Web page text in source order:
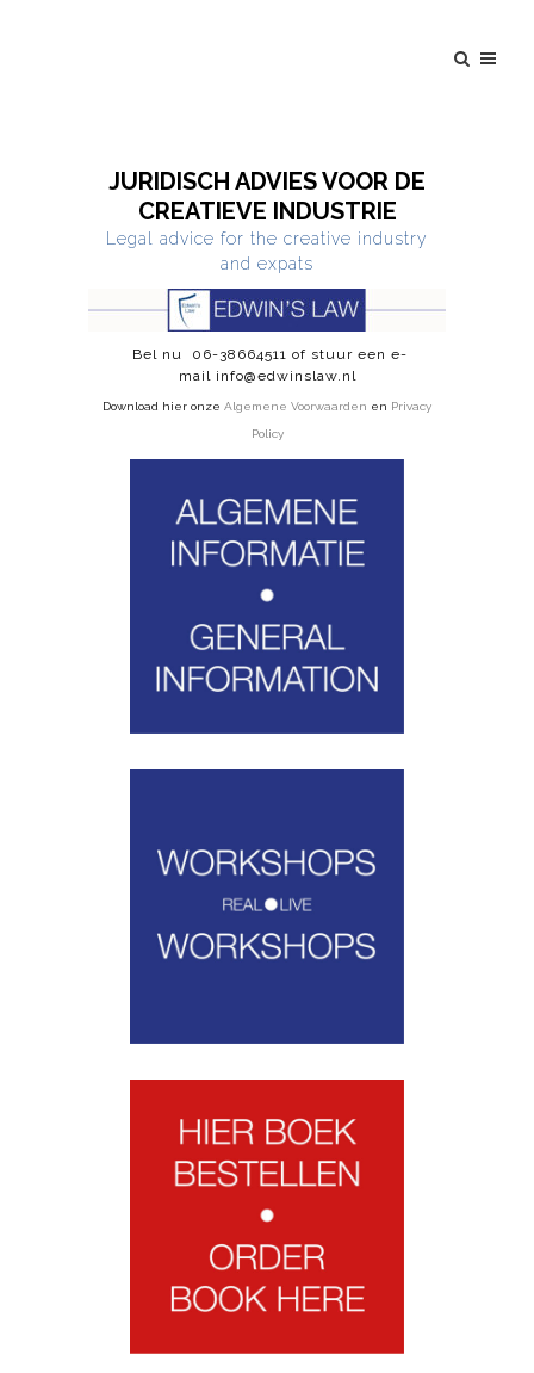
JURIDISCH ADVIES VOOR DE
CREATIEVE INDUSTRIE
Legal advice for the creative industry
and expats
Bel nu 06-38664511 of stuur een e-
mail info@edwinslaw.nl
Download hier onze Algemene Voorwaarden en Privacy
Policy